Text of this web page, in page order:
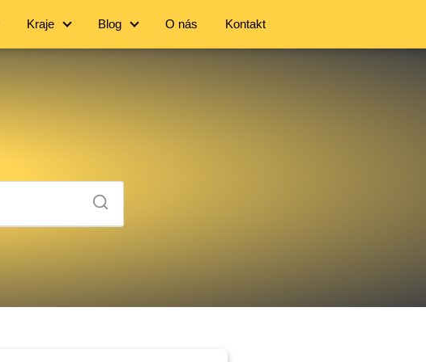
Kraje Blog O nás Kontakt